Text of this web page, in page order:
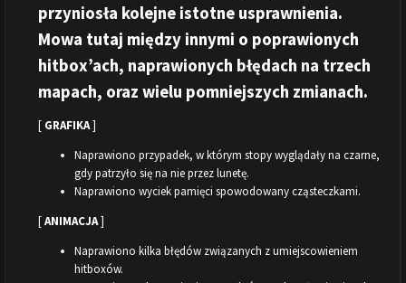
przyniosła kolejne istotne usprawnienia.
Mowa tutaj między innymi o poprawionych
hitbox’ach, naprawionych błędach na trzech
mapach, oraz wielu pomniejszych zmianach.
[ GRAFIKA]
Naprawiono przypadek, w którym stopy wyglądały na czarne,
gdy patrzyło się na nie przez lunetę.
Naprawiono wyciek pamięci spowodowany cząsteczkami.
[ANIMACJA]
Naprawiono kilka błędów związanych z umiejscowieniem
hitboxów.